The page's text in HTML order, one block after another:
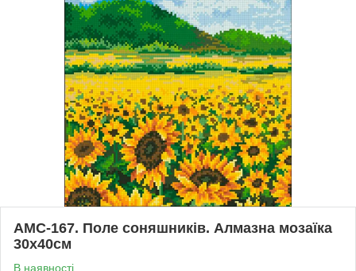
АМС-167. Поле соняшників. Алмазна мозаїка
30х40см
В наявності